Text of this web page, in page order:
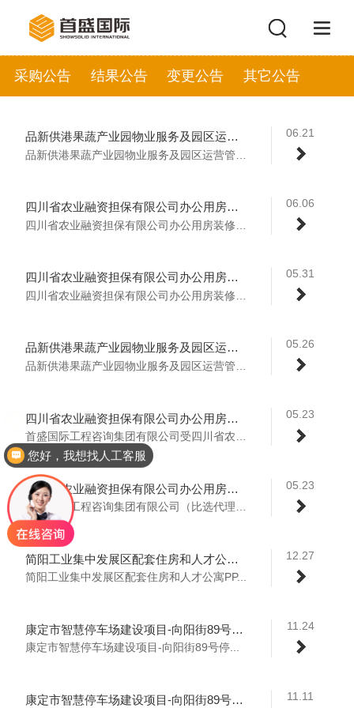
采购公告 结果公告 变更公告 其它公告
06.21
品新供港果蔬产业园物业服务及园区运营管理项目中标候选人公示
06.06
四川省农业融资担保有限公司办公用房装修工程监理服务采购结果公示
05.31
四川省农业融资担保有限公司办公用房装修工程造价服务采购比选结果公示
05.26
品新供港果蔬产业园物业服务及园区运营管理项目招标公告
05.23
四川省农业融资担保有限公司办公用房装修工程监理服务采购竞争性磋商公告
05.23
四川省农业融资担保有限公司办公用房装修工程造价服务采购比选公告
12.27
简阳工业集中发展区配套住房和人才公寓PPP项目运营维护服务采购公开招标公告
简阳工业集中发展区配套住房和人才公寓PP...
11.24
康定市智慧停车场建设项目-向阳街89号停车综合楼北侧基坑支护工程竞争性磋商成交公告
康定市智慧停车场建设项目-向阳街89号停...
11.11
康定市智慧停车场建设项目-向阳街89号停车综合楼北侧基坑支护工程竞争性磋商公告
您好，我想找人工客服
请客服联系我